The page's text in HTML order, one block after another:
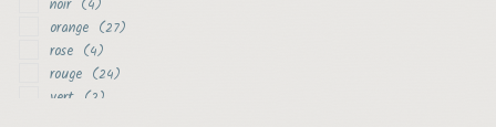
noir (4)
orange (27)
rose (4)
rouge (24)
vert (2)